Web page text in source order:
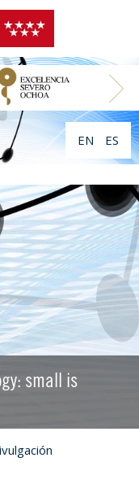
EN ES
small is